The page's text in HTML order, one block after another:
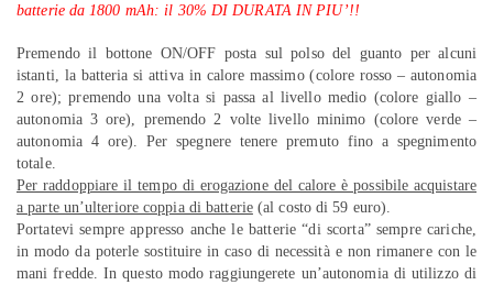
batterie da 1800 mAh: il 30% DI DURATA IN PIU’!!
Premendo il bottone ON/OFF posta sul polso del guanto per alcuni
istanti, la batteria si attiva in calore massimo (colore rosso – autonomia
2 ore); premendo una volta si passa al livello medio (colore giallo –
autonomia 3 ore), premendo 2 volte livello minimo (colore verde –
autonomia 4 ore). Per spegnere tenere premuto fino a spegnimento
totale.
Per raddoppiare il tempo di erogazione del calore è possibile acquistare
a parte un’ulteriore coppia di batterie(al costo di 59 euro).
Portatevi sempre appresso anche le batterie “di scorta” sempre cariche,
in modo da poterle sostituire in caso di necessità e non rimanere con le
mani fredde. In questo modo raggiungerete un’autonomia di utilizzo di